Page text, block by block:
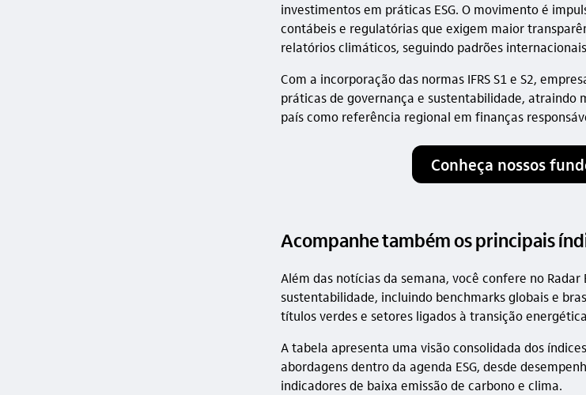
investimentos em práticas ESG. O movimento é
contábeis e regulatórias que exigem maior
relatórios climáticos, seguindo padrões
Com a incorporação das normas IFRS S1 e S2,
práticas de governança e sustentabilidade, atraindo
país como referência regional em finanças
Conheça nossos
Acompanhe também os principais
Além das notícias da semana, você confere no Radar
sustentabilidade, incluindo benchmarks globais e
títulos verdes e setores ligados à transição
A tabela apresenta uma visão consolidada dos
abordagens dentro da agenda ESG, desde
indicadores de baixa emissão de carbono e clima.